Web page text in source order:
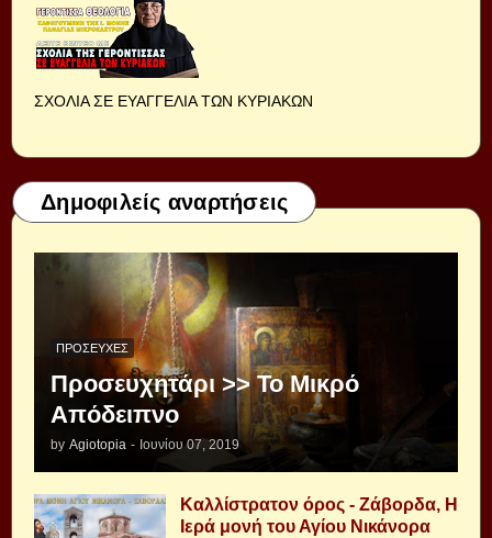
ΣΧΟΛΙΑ ΣΕ ΕΥΑΓΓΕΛΙΑ ΤΩΝ ΚΥΡΙΑΚΩΝ
Δημοφιλείς αναρτήσεις
ΠΡΟΣΕΥΧΈΣ
Προσευχητάρι >> Το Μικρό
Απόδειπνο
by Agiotopia - Ιουνίου 07, 2019
Καλλίστρατον όρος - Ζάβορδα, Η
Ιερά μονή του Αγίου Νικάνορα